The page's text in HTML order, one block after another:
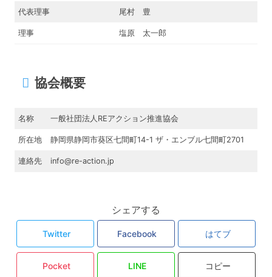
代表理事 尾村 豊
理事 塩原 太一郎
協会概要
名称 一般社団法人REアクション推進協会
所在地 静岡県静岡市葵区七間町14-1 ザ・エンブル七間町2701
連絡先 info@re-action.jp
シェアする
Twitter Facebook はてブ
Pocket LINE コピー